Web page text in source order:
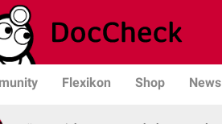
Flexikon Shop News